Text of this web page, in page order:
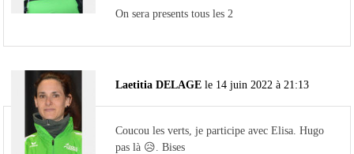
On sera presents tous les 2
Laetitia DELAGE le 14 juin 2022 à 21:13
Coucou les verts, je participe avec Elisa. Hugo
pas là 😥. Bises